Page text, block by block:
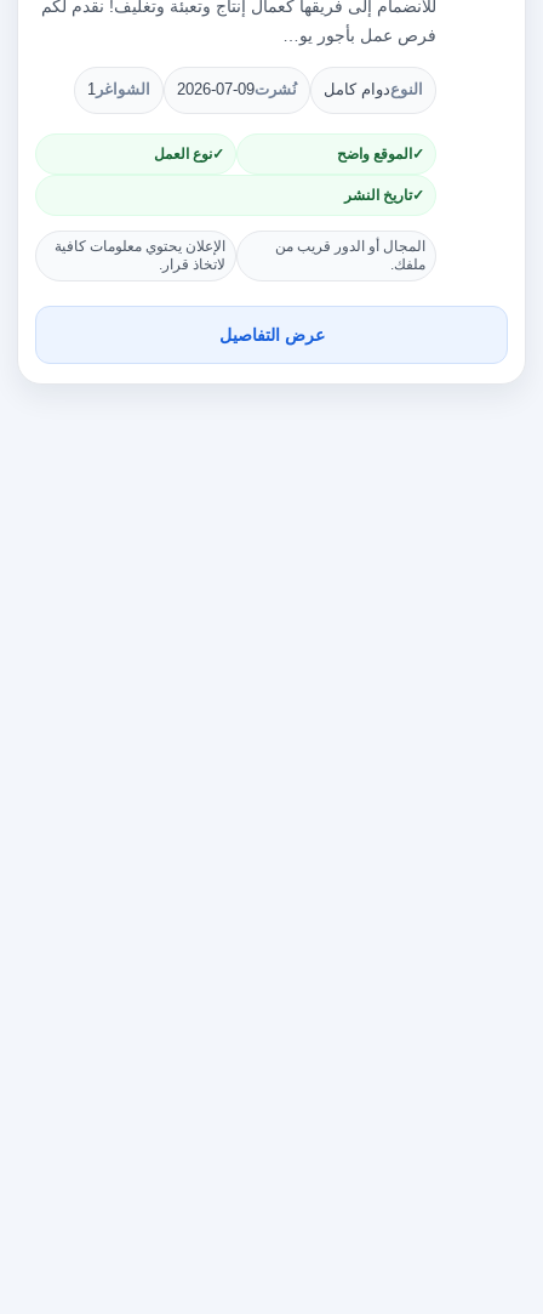
للانضمام إلى فريقها كعمال إنتاج وتعبئة وتغليف! نقدم لكم
فرص عمل بأجور يو…
النوعدوام كامل نُشرت2026-07-09 الشواغر 1
الموقع واضح نوع العمل
تاريخ النشر
المجال أو الدور قريب من
ملفك.
الإعلان يحتوي معلومات كافية
لاتخاذ قرار.
عرض التفاصيل